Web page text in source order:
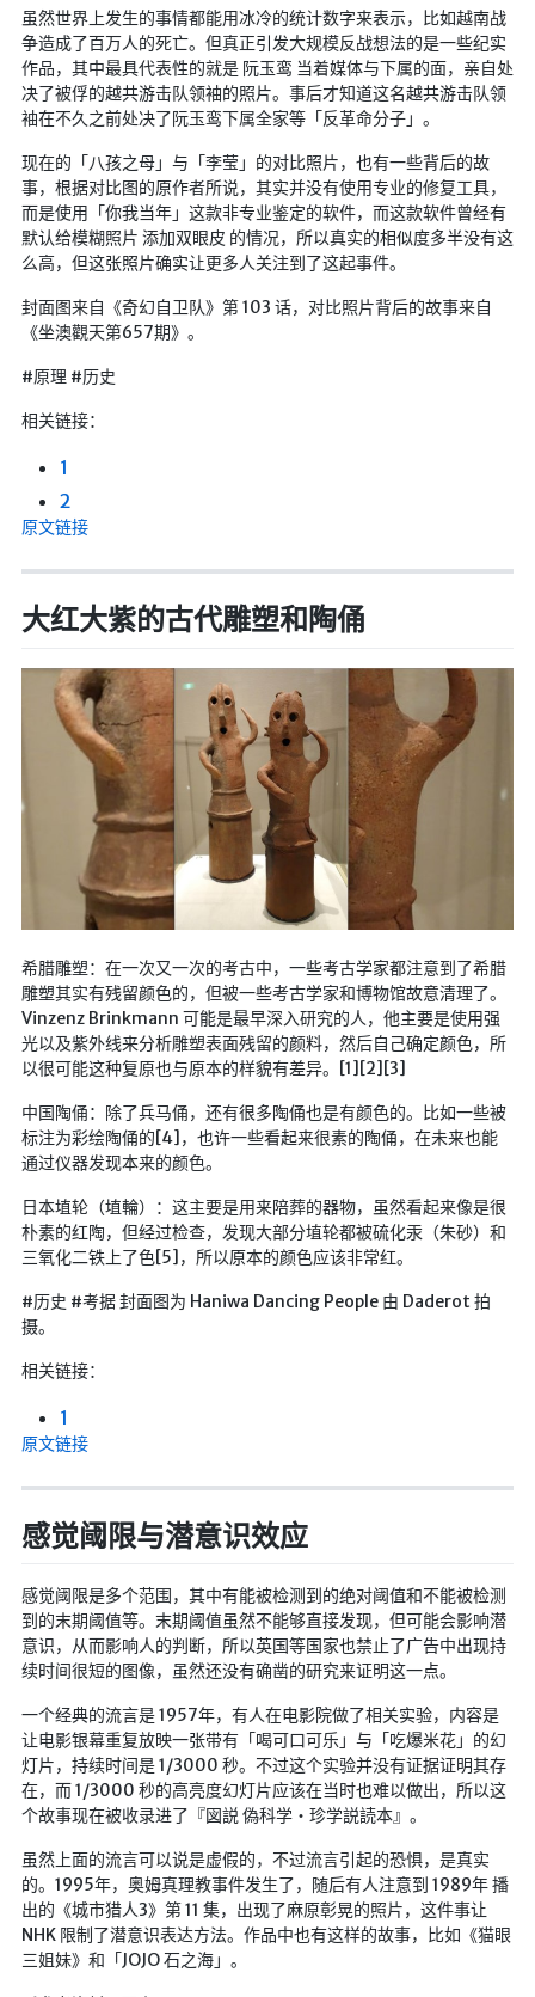
虽然世界上发生的事情都能用冰冷的统计数字来表示，比如越南战
争造成了百万人的死亡。但真正引发大规模反战想法的是一些纪实
作品，其中最具代表性的就是 阮玉鸾 当着媒体与下属的面，亲自处
决了被俘的越共游击队领袖的照片。事后才知道这名越共游击队领
袖在不久之前处决了阮玉鸾下属全家等「反革命分子」。
现在的「八孩之母」与「李莹」的对比照片，也有一些背后的故
事，根据对比图的原作者所说，其实并没有使用专业的修复工具，
而是使用「你我当年」这款非专业鉴定的软件，而这款软件曾经有
默认给模糊照片 添加双眼皮 的情况，所以真实的相似度多半没有这
么高，但这张照片确实让更多人关注到了这起事件。
封面图来自《奇幻自卫队》第 103 话，对比照片背后的故事来自
《坐澳觀天第657期》。
#原理 #历史
相关链接：
1
2
原文链接
大红大紫的古代雕塑和陶俑
希腊雕塑：在一次又一次的考古中，一些考古学家都注意到了希腊
雕塑其实有残留颜色的，但被一些考古学家和博物馆故意清理了。
Vinzenz Brinkmann 可能是最早深入研究的人，他主要是使用强
光以及紫外线来分析雕塑表面残留的颜料，然后自己确定颜色，所
以很可能这种复原也与原本的样貌有差异。[1][2][3]
中国陶俑：除了兵马俑，还有很多陶俑也是有颜色的。比如一些被
标注为彩绘陶俑的[4]，也许一些看起来很素的陶俑，在未来也能
通过仪器发现本来的颜色。
日本埴轮（埴輪）：这主要是用来陪葬的器物，虽然看起来像是很
朴素的红陶，但经过检查，发现大部分埴轮都被硫化汞（朱砂）和
三氧化二铁上了色[5]，所以原本的颜色应该非常红。
#历史 #考据 封面图为 Haniwa Dancing People 由 Daderot 拍
摄。
相关链接：
1
原文链接
感觉阈限与潜意识效应
感觉阈限是多个范围，其中有能被检测到的绝对阈值和不能被检测
到的末期阈值等。末期阈值虽然不能够直接发现，但可能会影响潜
意识，从而影响人的判断，所以英国等国家也禁止了广告中出现持
续时间很短的图像，虽然还没有确凿的研究来证明这一点。
一个经典的流言是 1957年，有人在电影院做了相关实验，内容是
让电影银幕重复放映一张带有「喝可口可乐」与「吃爆米花」的幻
灯片，持续时间是 1/3000 秒。不过这个实验并没有证据证明其存
在，而 1/3000 秒的高亮度幻灯片应该在当时也难以做出，所以这
个故事现在被收录进了『図説 偽科学・珍学説読本』。
虽然上面的流言可以说是虚假的，不过流言引起的恐惧，是真实
的。1995年，奥姆真理教事件发生了，随后有人注意到 1989年 播
出的《城市猎人3》第 11 集，出现了麻原彰晃的照片，这件事让
NHK 限制了潜意识表达方法。作品中也有这样的故事，比如《猫眼
三姐妹》和「JOJO 石之海」。